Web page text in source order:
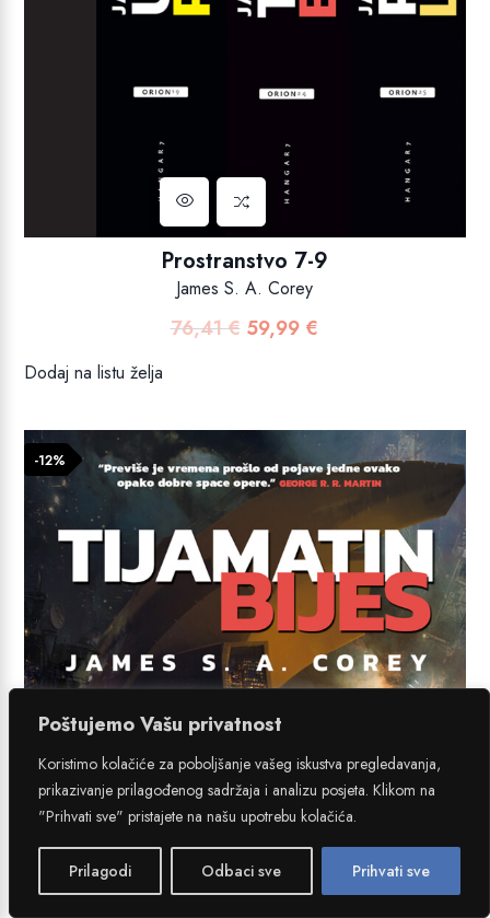
Poštujemo Vašu privatnost
Koristimo kolačiće za poboljšanje vašeg iskustva pregledavanja,
prikazivanje prilagođenog sadržaja i analizu posjeta. Klikom na
"Prihvati sve" pristajete na našu upotrebu kolačića.
Prilagodi Odbaci sve Prihvati sve
Prostranstvo 7-9
James S. A. Corey
76,41€ Izvorna
76,41 €.
59,99 €Trenutna
Dodaj na listu želja
-12%